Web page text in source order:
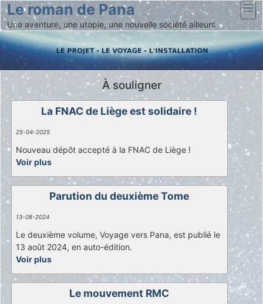
Le roman de Pana
Une aventure, une utopie, une nouvelle société ailleurs
À souligner
La FNAC de Liège est solidaire !
25-04-2025
Nouveau dépôt accepté à la FNAC de Liège !
Voir plus
Parution du deuxième Tome
13-08-2024
Le deuxième volume, Voyage vers Pana, est publié le
13 août 2024, en auto-édition.
Voir plus
Le mouvement RMC